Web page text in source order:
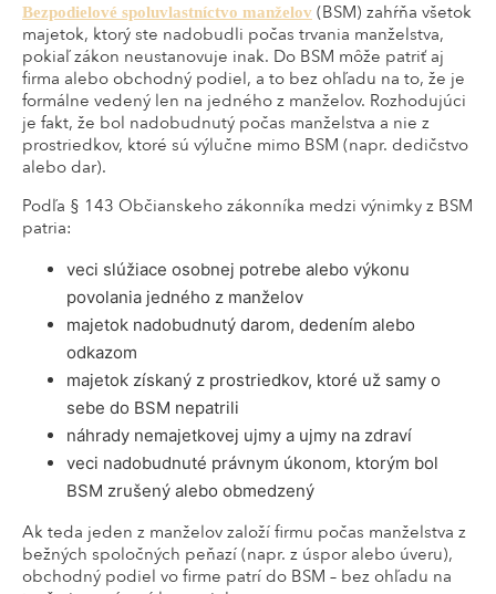
Bezpodielové spoluvlastníctvo manželov (BSM) zahŕňa všetok
majetok, ktorý ste nadobudli počas trvania manželstva,
pokiaľ zákon neustanovuje inak. Do BSM môže patriť aj
firma alebo obchodný podiel, a to bez ohľadu na to, že je
formálne vedený len na jedného z manželov. Rozhodujúci
je fakt, že bol nadobudnutý počas manželstva a nie z
prostriedkov, ktoré sú výlučne mimo BSM (napr. dedičstvo
alebo dar).
Podľa § 143 Občianskeho zákonníka medzi výnimky z BSM
patria:
veci slúžiace osobnej potrebe alebo výkonu
povolania jedného z manželov
majetok nadobudnutý darom, dedením alebo
odkazom
majetok získaný z prostriedkov, ktoré už samy o
sebe do BSM nepatrili
náhrady nemajetkovej ujmy a ujmy na zdraví
veci nadobudnuté právnym úkonom, ktorým bol
BSM zrušený alebo obmedzený
Ak teda jeden z manželov založí firmu počas manželstva z
bežných spoločných peňazí (napr. z úspor alebo úveru),
obchodný podiel vo firme patrí do BSM – bez ohľadu na